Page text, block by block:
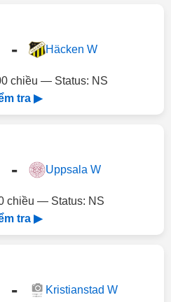
- Häcken W
chiều — Status: NS
tra ▶
- Uppsala W
chiều — Status: NS
tra ▶
- Kristianstad W